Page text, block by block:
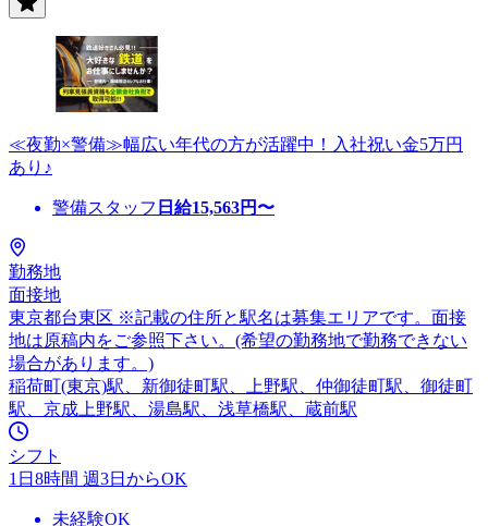
≪夜勤×警備≫幅広い年代の方が活躍中！入社祝い金5万円
あり♪
警備スタッフ 日給15,563円〜
勤務地
面接地
東京都台東区 ※記載の住所と駅名は募集エリアです。面接
地は原稿内をご参照下さい。(希望の勤務地で勤務できない
場合があります。)
稲荷町(東京)駅、新御徒町駅、上野駅、仲御徒町駅、御徒町
駅、京成上野駅、湯島駅、浅草橋駅、蔵前駅
シフト
1日8時間 週3日からOK
未経験OK